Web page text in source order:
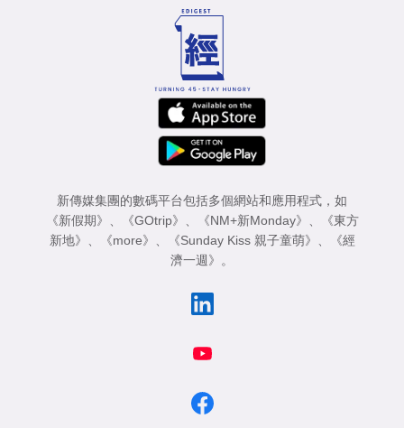
新傳媒集團的數碼平台包括多個網站和應用程式，如
《新假期》
《GOtrip》 《NM+新Monday》
《東方
新地》
《more》 《Sunday Kiss 親子童萌》
《經
濟一週》
。